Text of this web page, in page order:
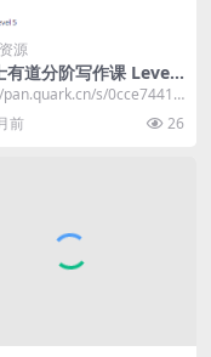
源
有道分阶写作课 Level
统提升中小学生写作
s/0cce7441c
前 26